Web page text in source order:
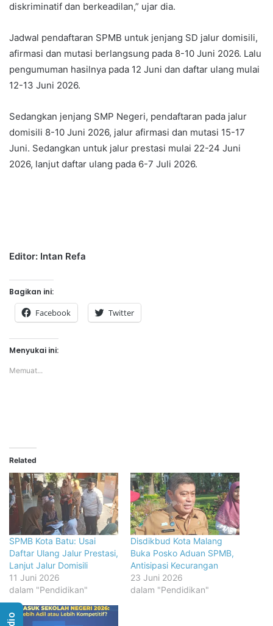
diskriminatif dan berkeadilan,” ujar dia.
Jadwal pendaftaran SPMB untuk jenjang SD jalur domisili,
afirmasi dan mutasi berlangsung pada 8-10 Juni 2026. Lalu
pengumuman hasilnya pada 12 Juni dan daftar ulang mulai
12-13 Juni 2026.
Sedangkan jenjang SMP Negeri, pendaftaran pada jalur
domisili 8-10 Juni 2026, jalur afirmasi dan mutasi 15-17
Juni. Sedangkan untuk jalur prestasi mulai 22-24 Juni
2026, lanjut daftar ulang pada 6-7 Juli 2026.
Editor: Intan Refa
Bagikan ini:
Facebook Twitter
Menyukai ini:
Memuat...
Related
SPMB Kota Batu: Usai
Daftar Ulang Jalur Prestasi,
Lanjut Jalur Domisili
11 Juni 2026
dalam "Pendidikan"
Disdikbud Kota Malang
Buka Posko Aduan SPMB,
Antisipasi Kecurangan
23 Juni 2026
dalam "Pendidikan"